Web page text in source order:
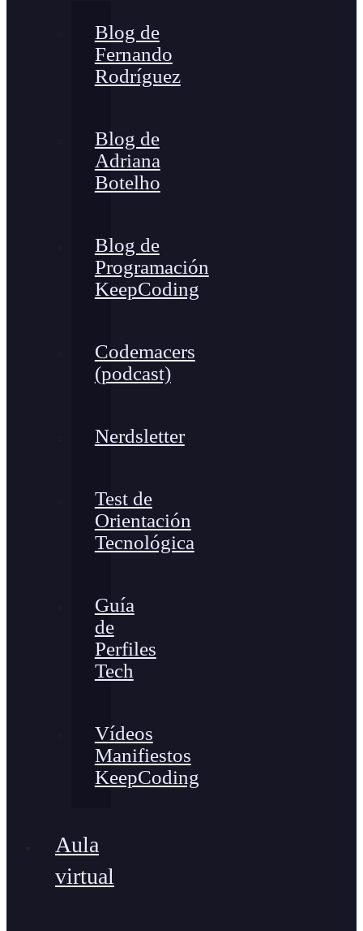
Blog de
Fernando
Rodríguez
Blog de
Adriana
Botelho
Blog de
Programación
KeepCoding
Codemacers
(podcast)
Nerdsletter
Test de
Orientación
Tecnológica
Guía
de
Perfiles
Tech
Vídeos
Manifiestos
KeepCoding
Aula
virtual